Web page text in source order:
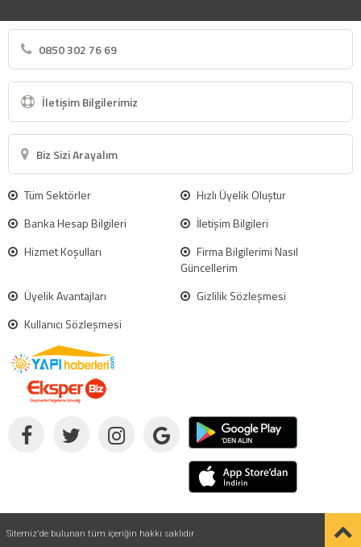
0850 302 76 69
İletişim Bilgilerimiz
Biz Sizi Arayalım
Tüm Sektörler
Hızlı Üyelik Oluştur
Banka Hesap Bilgileri
İletişim Bilgileri
Hizmet Koşulları
Firma Bilgilerimi Nasıl
Güncellerim
Üyelik Avantajları
Gizlilik Sözleşmesi
Kullanıcı Sözleşmesi
Sitemiz'de bulunan tüm içeriğin hakkı saklıdır